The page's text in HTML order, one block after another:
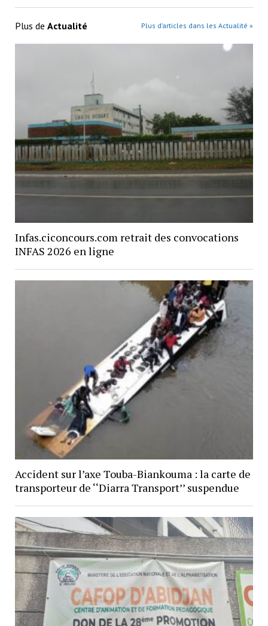
Plus de Actualité Plus d’articles dans les Actualité »
Infas.ciconcours.com retrait des convocations
INFAS 2026 en ligne
Accident sur l’axe Touba-Biankouma : la carte de
transporteur de ‘‘Diarra Transport’’ suspendue